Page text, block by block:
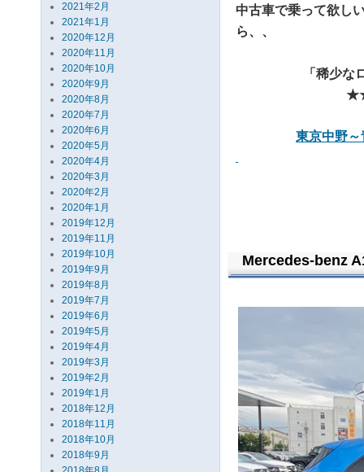
2021年2月
2021年1月
2020年12月
2020年11月
2020年10月
2020年9月
2020年8月
2020年7月
2020年6月
2020年5月
2020年4月
2020年3月
2020年2月
2020年1月
2019年12月
2019年11月
2019年10月
2019年9月
2019年8月
2019年7月
2019年6月
2019年5月
2019年4月
2019年3月
2019年2月
2019年1月
2018年12月
2018年11月
2018年10月
2018年9月
中古車で乗って欲し
ら、、
「稀少な
東京中野～
Mercedes-benz